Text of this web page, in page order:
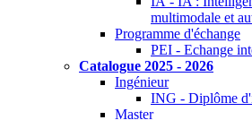
multimodale et
Programme d'échange
PEI - Echange
Catalogue 2025 - 2026
Ingénieur
ING - Diplôme
Master